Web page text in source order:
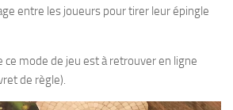
entre les joueurs pour tirer leur épingle
ce mode de jeu est à retrouver en ligne
de règle).